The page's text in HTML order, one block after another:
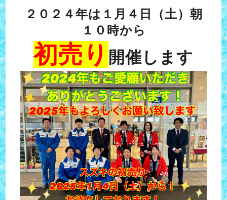
２０２４年は１月４日（土） 朝
１０時から
初売り 開催します